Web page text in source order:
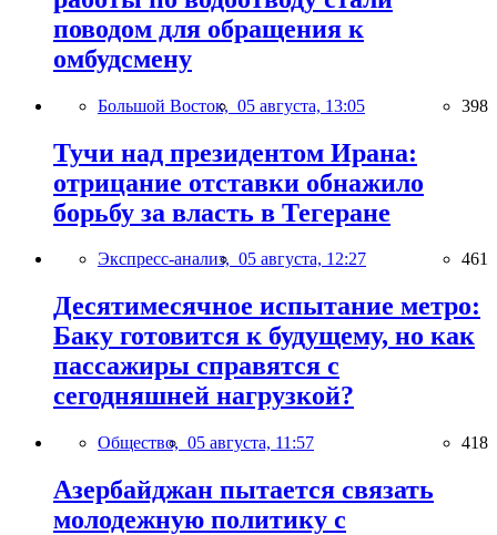
поводом для обращения к
омбудсмену
Большой Восток, 05 августа, 13:05 398
Тучи над президентом Ирана:
отрицание отставки обнажило
борьбу за власть в Тегеране
Экспресс-анализ, 05 августа, 12:27 461
Десятимесячное испытание метро:
Баку готовится к будущему, но как
пассажиры справятся с
сегодняшней нагрузкой?
Общество, 05 августа, 11:57 418
Азербайджан пытается связать
молодежную политику с